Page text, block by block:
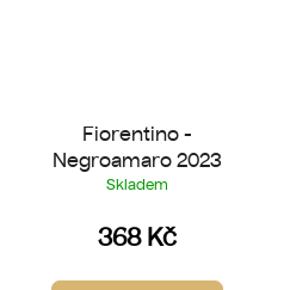
Fiorentino -
Negroamaro 2023
Skladem
368 Kč